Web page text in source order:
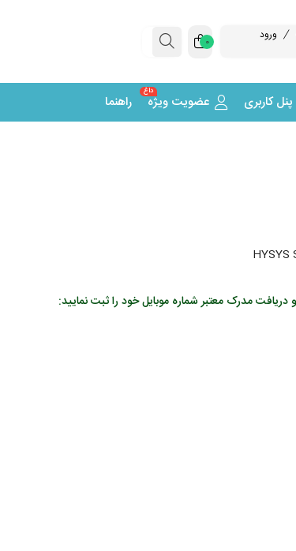
ورود 0
پنل کاربری عضویت ویژه
داغ
راهنما
مدرک معتبر شماره موبایل خود را ثبت نمایید: